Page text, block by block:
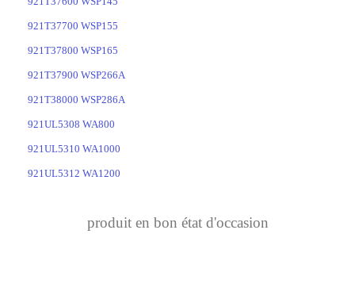
921T37700 WSP155
921T37800 WSP165
921T37900 WSP266A
921T38000 WSP286A
921UL5308 WA800
921UL5310 WA1000
921UL5312 WA1200
produit en bon état d'occasion